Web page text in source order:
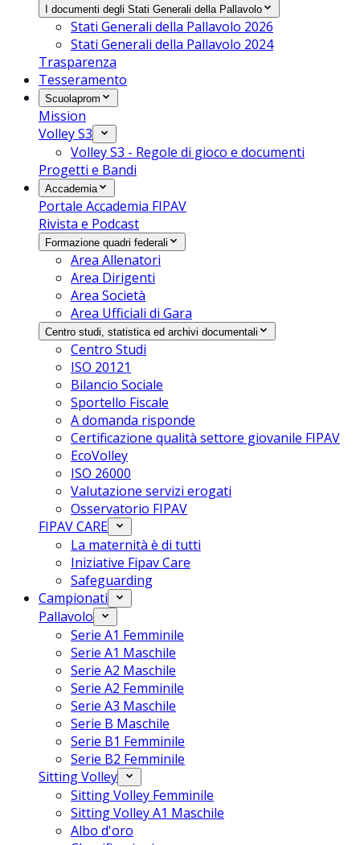
I documenti degli Stati Generali della Pallavolo
Stati Generali della Pallavolo 2026
Stati Generali della Pallavolo 2024
Trasparenza
Tesseramento
Scuolaprom
Mission
Volley S3
Volley S3 - Regole di gioco e documenti
Progetti e Bandi
Accademia
Portale Accademia FIPAV
Rivista e Podcast
Formazione quadri federali
Area Allenatori
Area Dirigenti
Area Società
Area Ufficiali di Gara
Centro studi, statistica ed archivi documentali
Centro Studi
ISO 20121
Bilancio Sociale
Sportello Fiscale
A domanda risponde
Certificazione qualità settore giovanile FIPAV
EcoVolley
ISO 26000
Valutazione servizi erogati
Osservatorio FIPAV
FIPAV CARE
La maternità è di tutti
Iniziative Fipav Care
Safeguarding
Campionati
Pallavolo
Serie A1 Femminile
Serie A1 Maschile
Serie A2 Maschile
Serie A2 Femminile
Serie A3 Maschile
Serie B Maschile
Serie B1 Femminile
Serie B2 Femminile
Sitting Volley
Sitting Volley Femminile
Sitting Volley A1 Maschile
Albo d'oro